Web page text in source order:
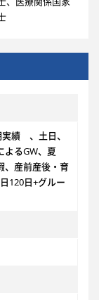
績 、土日、
よるGW、夏
、産前産後・育
120日+グルー